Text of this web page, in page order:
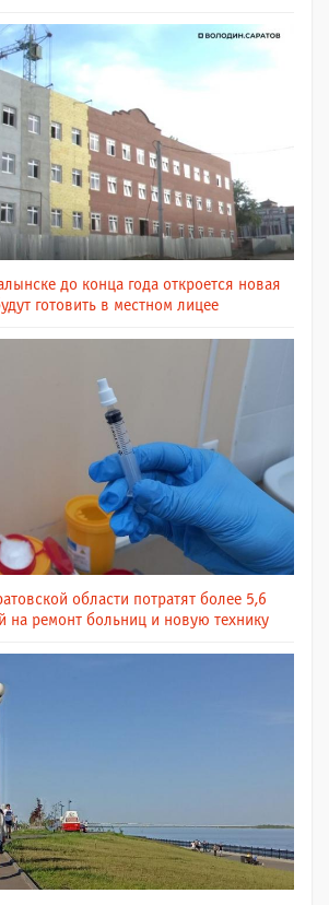
до конца года откроется новая
готовить в местном лицее
области потратят более 5,6
на ремонт больниц и новую технику